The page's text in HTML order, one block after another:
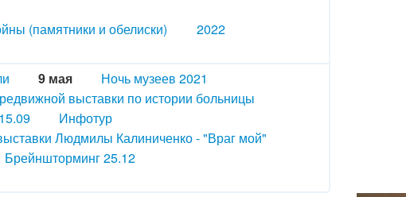
(памятники и обелиски)
2022
9 мая
Ночь музеев 2021
выставки по истории больницы
Инфотур
Людмилы Калиниченко - "Враг мой"
Брейншторминг 25.12